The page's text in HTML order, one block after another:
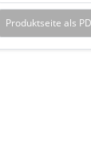
Produktseite als